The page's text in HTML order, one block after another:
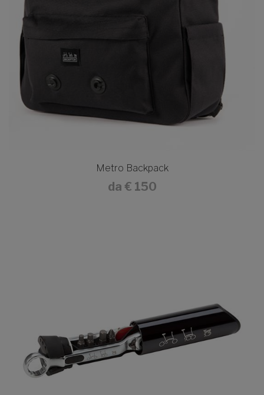
Metro Backpack
da € 150